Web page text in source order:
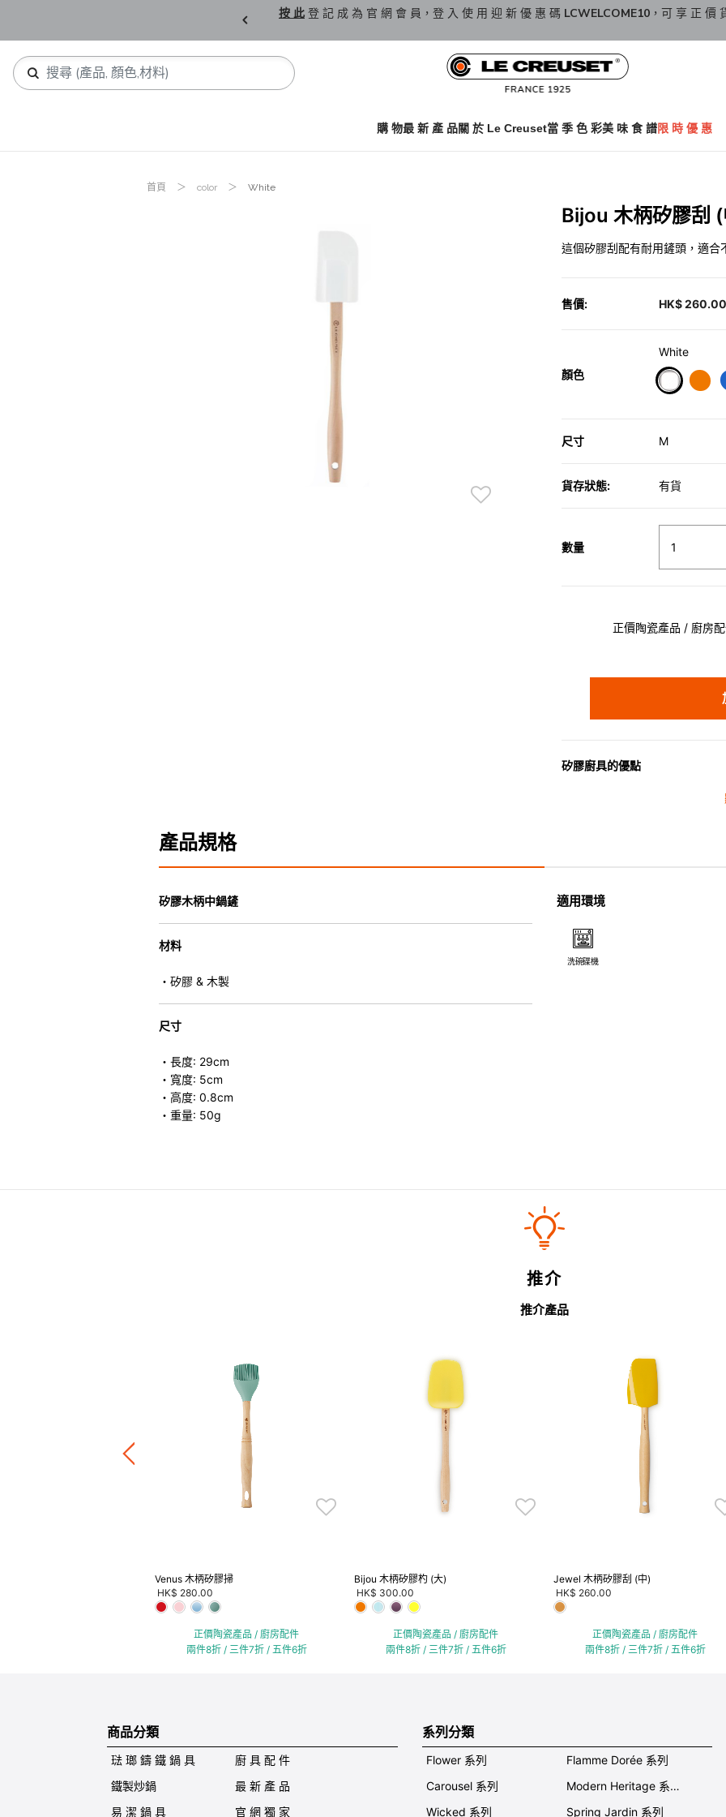
按 此 登 記 成 為 官 網 會 員，登 入 使 用 迎 新 優 惠 碼 LCWELCOME10 ，可 享 正 價
購 物最 新 產 品關 於 Le Creuset當 季 色 彩美 味 食 譜限 時 優 惠
首頁 color White
Bijou 木柄矽膠刮
這個矽膠刮配有耐用鏟頭，適合
售價: HK$ 260.00
顏色
White
尺寸 M
貨存狀態: 有貨
數量
正價陶瓷產品 / 廚房
矽膠廚具的優點
• 耐熱高達250℃，耐冷低至-
• 除矽膠鍋鏟的把手( 木製) 外，
機。
產品規格
矽膠木柄中鍋鏟
材料
・矽膠 & 木製
尺寸
・長度: 29cm
・寬度: 5cm
・高度: 0.8cm
・重量: 50g
適用環境
洗碗碟機
推介
推介產品
Venus 木柄矽膠掃
HK$ 280.00
正價陶瓷產品 / 廚房配件
兩件8折 / 三件7折 / 五件6折
Bijou 木柄矽膠杓 (大)
HK$ 300.00
正價陶瓷產品 / 廚房配件
兩件8折 / 三件7折 / 五件6折
Jewel 木柄矽膠刮 (中)
HK$ 260.00
正價陶瓷產品 / 廚房配件
兩件8折 / 三件7折 / 五件6折
商品分類
琺 瑯 鑄 鐵 鍋 具
鐵製炒鍋
易 潔 鍋 具
廚 具 配 件
最 新 產 品
官 網 獨 家
系列分類
Flower 系列
Carousel 系列
Wicked 系列
Flamme Dorée 系列
Modern Heritage 系列
Spring Jardin 系列